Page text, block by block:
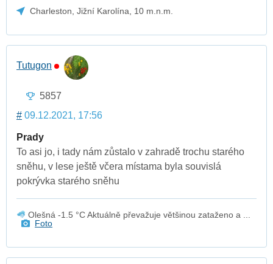
Charleston, Jižní Karolína, 10 m.n.m.
Tutugon
5857
# 09.12.2021, 17:56
Prady
To asi jo, i tady nám zůstalo v zahradě trochu starého
sněhu, v lese ještě včera místama byla souvislá
pokrývka starého sněhu
Olešná -1.5 °C Aktuálně převažuje většinou zataženo a ...
Foto